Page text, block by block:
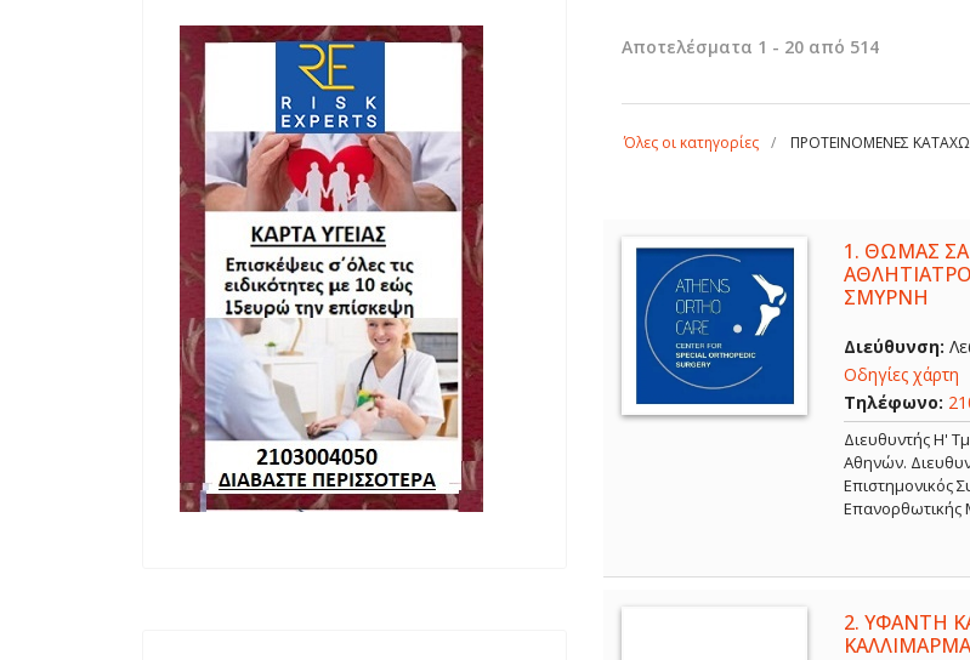
Αποτελέσματα 1 - 20 από 514
Όλες οι κατηγορίες ΠΡΟΤΕΙΝΟΜΕΝΕΣ
1. ΘΩΜΑΣ
ΣΜΥΡΝΗ
Διεύθυνση:
Οδηγίες χάρτη
Τηλέφωνο:
Διευθυντής Η'
Αθηνών.
Επιστημονικός
Επανορθωτικής
2. ΥΦΑΝΤΗ